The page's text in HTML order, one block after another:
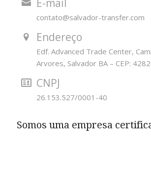
E-mail
contato@salvador-transfer.com
Endereço
Edf. Advanced Trade Center,
Arvores, Salvador BA – CEP:
CNPJ
26.153.527/0001-40
Somos uma empresa